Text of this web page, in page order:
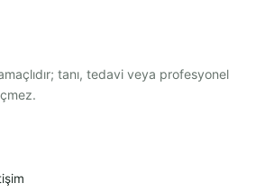
tanı, tedavi veya profesyonel